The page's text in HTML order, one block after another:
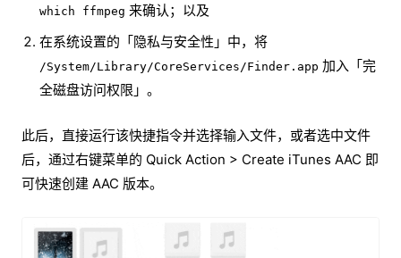
which ffmpeg 来确认；以及
在系统设置的「隐私与安全性」中，将
/System/Library/CoreServices/Finder.app 加入「完
全磁盘访问权限」。
此后，直接运行该快捷指令并选择输入文件，或者选中文件
后，通过右键菜单的 Quick Action > Create iTunes AAC 即
可快速创建 AAC 版本。